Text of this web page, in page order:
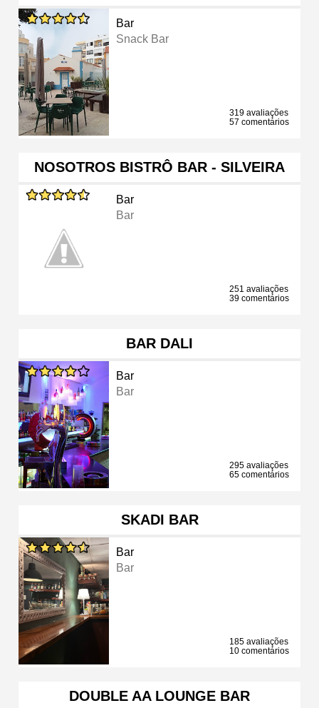
Bar
Snack Bar
319 avaliações
57 comentários
NOSOTROS BISTRÔ BAR - SILVEIRA
Bar
Bar
251 avaliações
39 comentários
BAR DALI
Bar
Bar
295 avaliações
65 comentários
SKADI BAR
Bar
Bar
185 avaliações
10 comentários
DOUBLE AA LOUNGE BAR